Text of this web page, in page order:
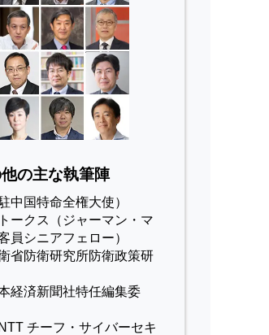
の主な執筆陣
中国特命全権大使）
ークス（ジャーマン・マ
員シニアフェロー）
省防衛研究所防衛政策研
経済新聞社特任編集委
チーフ・サイバーセキ